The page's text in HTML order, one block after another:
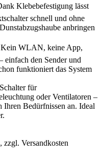
Klebebefestigung lässt
schnell und ohne
anbringen
WLAN, keine App,
den Sender und
funktioniert das System
für
oder Ventilatoren –
Ihren Bedürfnissen an. Ideal
Versandkosten